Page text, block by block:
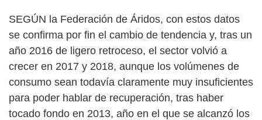
SEGÚN la Federación de Áridos, con estos datos
se confirma por fin el cambio de tendencia y, tras un
año 2016 de ligero retroceso, el sector volvió a
crecer en 2017 y 2018, aunque los volúmenes de
consumo sean todavía claramente muy insuficientes
para poder hablar de recuperación, tras haber
tocado fondo en 2013, año en el que se alcanzó los